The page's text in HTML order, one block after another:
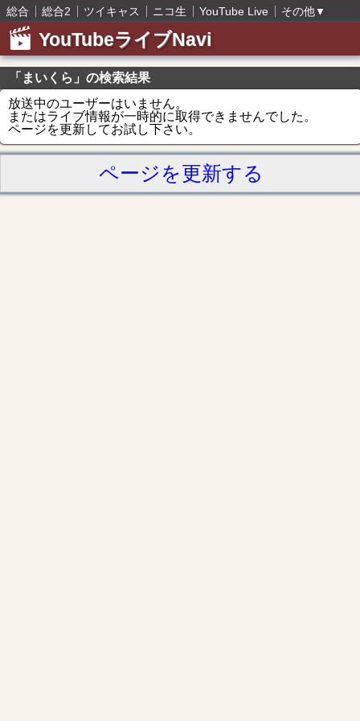
総合 総合2 ツイキャス ニコ生 YouTube Live その他▼
YouTubeライブNavi
「まいくら」の検索結果
放送中のユーザーはいません。
またはライブ情報が一時的に取得できませんでした。
ページを更新してお試し下さい。
ページを更新する